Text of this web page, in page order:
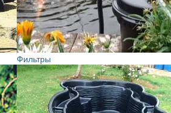
Фильтры